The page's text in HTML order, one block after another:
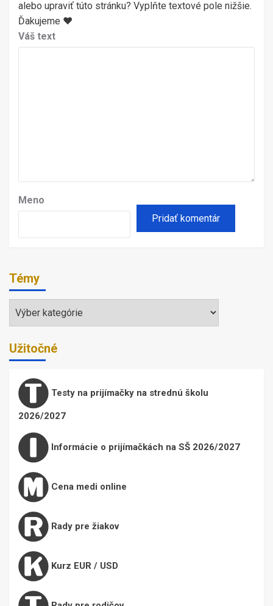
alebo upraviť túto stránku? Vyplňte textové pole nižšie.
Ďakujeme ♥
Váš text
Meno
Témy
Témy
Užitočné
Testy na prijímačky na strednú školu
2026/2027
Informácie o prijímačkách na SŠ 2026/2027
Cena medi online
Rady pre žiakov
Kurz EUR / USD